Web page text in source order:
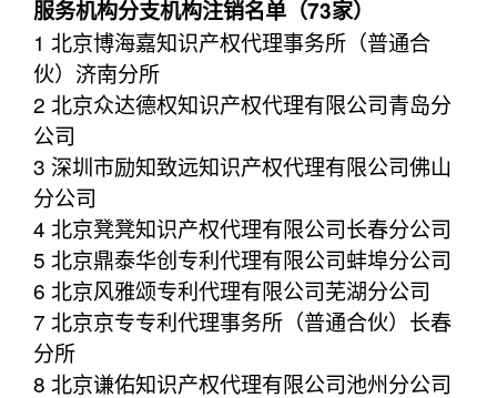
服务机构分支机构注销名单（73家）
1 北京博海嘉知识产权代理事务所（普通合
伙）济南分所
2 北京众达德权知识产权代理有限公司青岛分
公司
3 深圳市励知致远知识产权代理有限公司佛山
分公司
4 北京凳凳知识产权代理有限公司长春分公司
5 北京鼎泰华创专利代理有限公司蚌埠分公司
6 北京风雅颂专利代理有限公司芜湖分公司
7 北京京专专利代理事务所（普通合伙）长春
分所
8 北京谦佑知识产权代理有限公司池州分公司